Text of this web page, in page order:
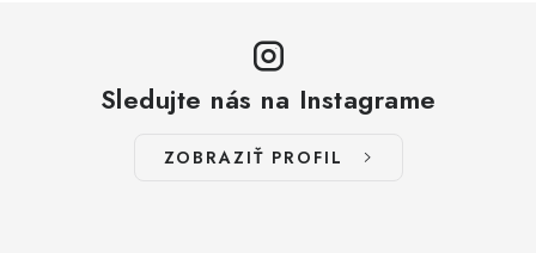
Sledujte nás na Instagrame
ZOBRAZIŤ PROFIL